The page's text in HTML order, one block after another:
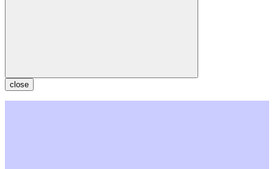
close